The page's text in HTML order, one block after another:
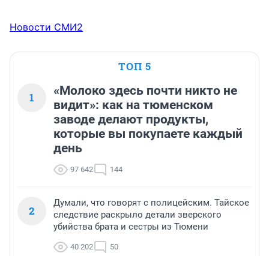
Новости СМИ2
ТОП 5
1
«Молоко здесь почти никто не
видит»: как на тюменском
заводе делают продукты,
которые вы покупаете каждый
день
97 642 144
2
Думали, что говорят с полицейским. Тайское
следствие раскрыло детали зверского
убийства брата и сестры из Тюмени
40 202 50